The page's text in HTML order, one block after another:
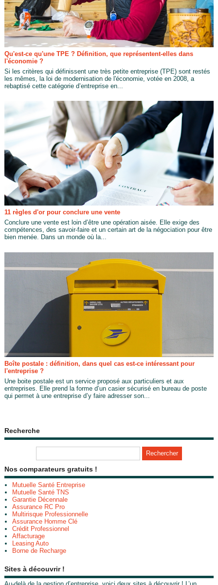
Qu'est-ce qu'une TPE ? Définition, que représentent-elles dans
l'économie ?
Si les critères qui définissent une très petite entreprise (TPE) sont restés
les mêmes, la loi de modernisation de l'économie, votée en 2008, a
rebaptisé cette catégorie d’entreprise en...
11 règles d'or pour conclure une vente
Conclure une vente est loin d’être une opération aisée. Elle exige des
compétences, des savoir-faire et un certain art de la négociation pour être
bien menée. Dans un monde où la...
Boîte postale : définition, dans quel cas est-ce intéressant pour
l'entreprise ?
Une boite postale est un service proposé aux particuliers et aux
entreprises. Elle prend la forme d’un casier sécurisé en bureau de poste
qui permet à une entreprise d’y faire adresser son...
Recherche
Nos comparateurs gratuits !
Mutuelle Santé Entreprise
Mutuelle Santé TNS
Garantie Décennale
Assurance RC Pro
Multirisque Professionnelle
Assurance Homme Clé
Crédit Professionnel
Affacturage
Leasing Auto
Borne de Recharge
Sites à découvrir !